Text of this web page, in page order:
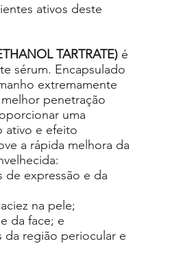
ativos deste
TARTRATE)é
sérum. Encapsulado
extremamente
penetração
uma
ativo e efeito
a rápida melhora da
de expressão e da
na pele;
da face; e
da região periocular e